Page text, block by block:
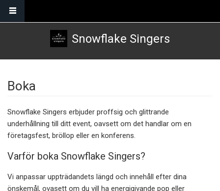
Skip to main content
Snowflake Singers
Boka
Snowflake Singers erbjuder proffsig och glittrande
underhållning till ditt event, oavsett om det handlar om en
företagsfest, bröllop eller en konferens.
Varför boka Snowflake Singers?
Vi anpassar uppträdandets längd och innehåll efter dina
önskemål, ovasett om du vill ha energigivande pop eller